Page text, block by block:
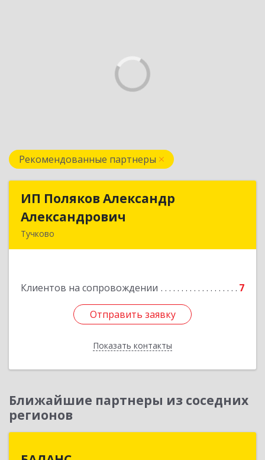
Рекомендованные партнеры
ИП Поляков Александр
Александрович
Тучково
Клиентов на сопровождении 7
Отправить заявку
Показать контакты
ИП Поляков Александр
Подробнее
Отправить заявку
Назад
Ближайшие партнеры из соседних
регионов